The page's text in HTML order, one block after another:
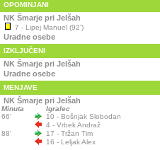
OPOMINJANI
NK Šmarje pri Jelšah
7 - Lipej Manuel (92')
Uradne osebe
IZKLJUČENI
NK Šmarje pri Jelšah
Uradne osebe
MENJAVE
NK Šmarje pri Jelšah
Minuta
Igralec
66'
10 - Bošnjak Slobodan
4 - Vrbek Andraž
88'
17 - Tržan Tim
16 - Leljak Alex